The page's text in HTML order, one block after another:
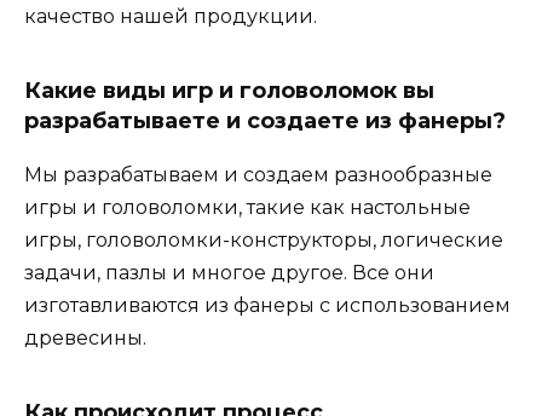
качество нашей продукции.
Какие виды игр и головоломок вы
разрабатываете и создаете из фанеры?
Мы разрабатываем и создаем разнообразные
игры и головоломки, такие как настольные
игры, головоломки-конструкторы, логические
задачи, пазлы и многое другое. Все они
изготавливаются из фанеры с использованием
древесины.